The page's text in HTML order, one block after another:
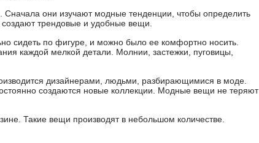
Сначала они изучают модные тенденции, чтобы определить
трендовые и удобные вещи.
сидеть по фигуре, и можно было ее комфортно носить.
каждой мелкой детали. Молнии, застежки, пуговицы,
дизайнерами, людьми, разбирающимися в моде.
создаются новые коллекции. Модные вещи не теряют
Такие вещи производят в небольшом количестве.